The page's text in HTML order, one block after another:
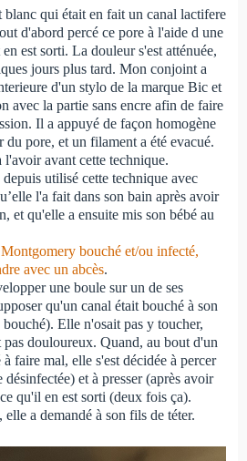
blanc qui était en fait un canal lactifere
d'abord percé ce pore à l'aide d une
est sorti. La douleur s'est atténuée,
jours plus tard. Mon conjoint a
d'un stylo de la marque Bic et
avec la partie sans encre afin de faire
Il a appuyé de façon homogène
du pore, et un filament a été evacué.
l'avoir avant cette technique.
depuis utilisé cette technique avec
l'a fait dans son bain après avoir
et qu'elle a ensuite mis son bébé au
bouché et/ou infecté,
avec un abcès.
une boule sur un de ses
qu'un canal était bouché à son
Elle n'osait pas y toucher,
pas douloureux. Quand, au bout d'un
faire mal, elle s'est décidée à percer
et à presser (après avoir
qu'il en est sorti (deux fois ça).
a demandé à son fils de téter.